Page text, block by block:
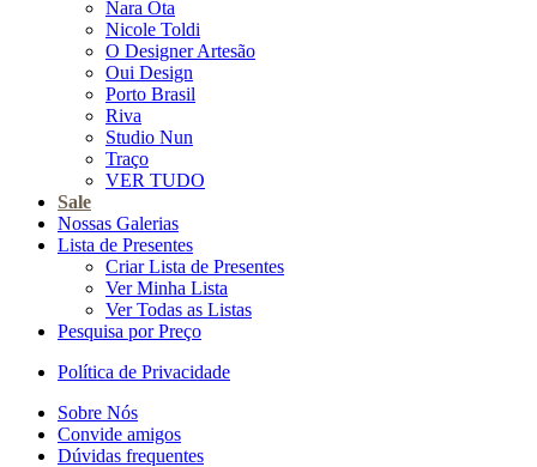
Nara Ota
Nicole Toldi
O Designer Artesão
Oui Design
Porto Brasil
Riva
Studio Nun
Traço
VER TUDO
Sale
Nossas Galerias
Lista de Presentes
Criar Lista de Presentes
Ver Minha Lista
Ver Todas as Listas
Pesquisa por Preço
Política de Privacidade
Sobre Nós
Convide amigos
Dúvidas frequentes